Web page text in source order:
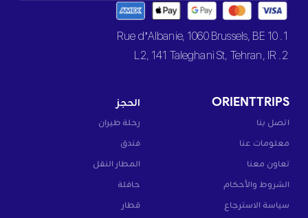
1. 10 Rue d’Albanie, 1060 Brussels, BE
2. L2, 141 Taleghani St, Tehran, IR
ORIENTTRIPS
اتصل بنا
معلومات عنا
تعاون معنا
الشروط والأحكام
سياسة الاسترجاع
الحجز
رحلة طيران
فندق
المطار النقل
حافلة
قطار